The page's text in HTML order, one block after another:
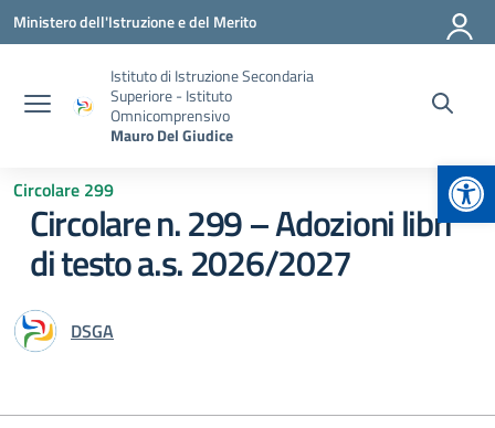
Vai ai contenuti
Vai al menu di navigazione
Vai al footer
Ministero dell'Istruzione e del Merito
Istituto di Istruzione Secondaria
Superiore - Istituto
Omnicomprensivo
Mauro Del Giudice
Circolare 299
Circolare n. 299 – Adozioni libri
di testo a.s. 2026/2027
DSGA